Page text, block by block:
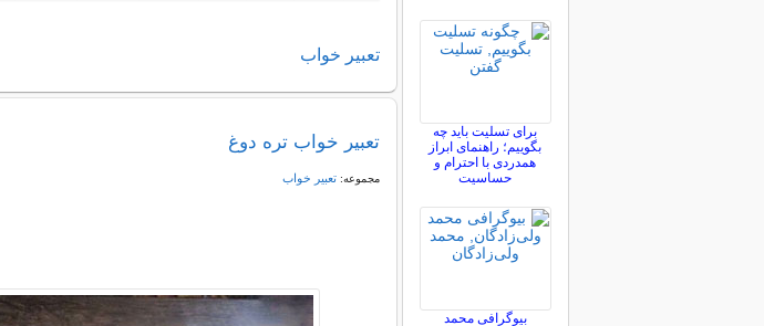
تعبير خواب
تعبیر خواب تره دوغ
مجموعه:تعبير خواب
برای تسلیت باید چه
بگوییم؛ راهنمای ابراز
همدردی با احترام و
حساسیت
بیوگرافی محمد